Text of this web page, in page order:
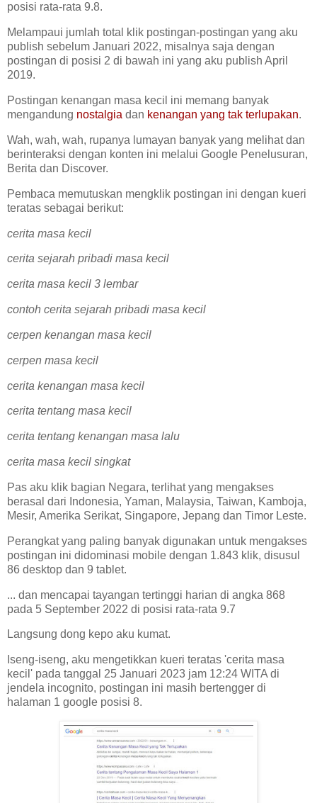
posisi rata-rata 9.8.
Melampaui jumlah total klik postingan-postingan yang aku
publish sebelum Januari 2022, misalnya saja dengan
postingan di posisi 2 di bawah ini yang aku publish April
2019.
Postingan kenangan masa kecil ini memang banyak
mengandung nostalgia dan kenangan yang tak terlupakan.
Wah, wah, wah, rupanya lumayan banyak yang melihat dan
berinteraksi dengan konten ini melalui Google Penelusuran,
Berita dan Discover.
Pembaca memutuskan mengklik postingan ini dengan kueri
teratas sebagai berikut:
cerita masa kecil
cerita sejarah pribadi masa kecil
cerita masa kecil 3 lembar
contoh cerita sejarah pribadi masa kecil
cerpen kenangan masa kecil
cerpen masa kecil
cerita kenangan masa kecil
cerita tentang masa kecil
cerita tentang kenangan masa lalu
cerita masa kecil singkat
Pas aku klik bagian Negara, terlihat yang mengakses
berasal dari Indonesia, Yaman, Malaysia, Taiwan, Kamboja,
Mesir, Amerika Serikat, Singapore, Jepang dan Timor Leste.
Perangkat yang paling banyak digunakan untuk mengakses
postingan ini didominasi mobile dengan 1.843 klik, disusul
86 desktop dan 9 tablet.
... dan mencapai tayangan tertinggi harian di angka 868
pada 5 September 2022 di posisi rata-rata 9.7
Langsung dong kepo aku kumat.
Iseng-iseng, aku mengetikkan kueri teratas 'cerita masa
kecil' pada tanggal 25 Januari 2023 jam 12:24 WITA di
jendela incognito, postingan ini masih bertengger di
halaman 1 google posisi 8.